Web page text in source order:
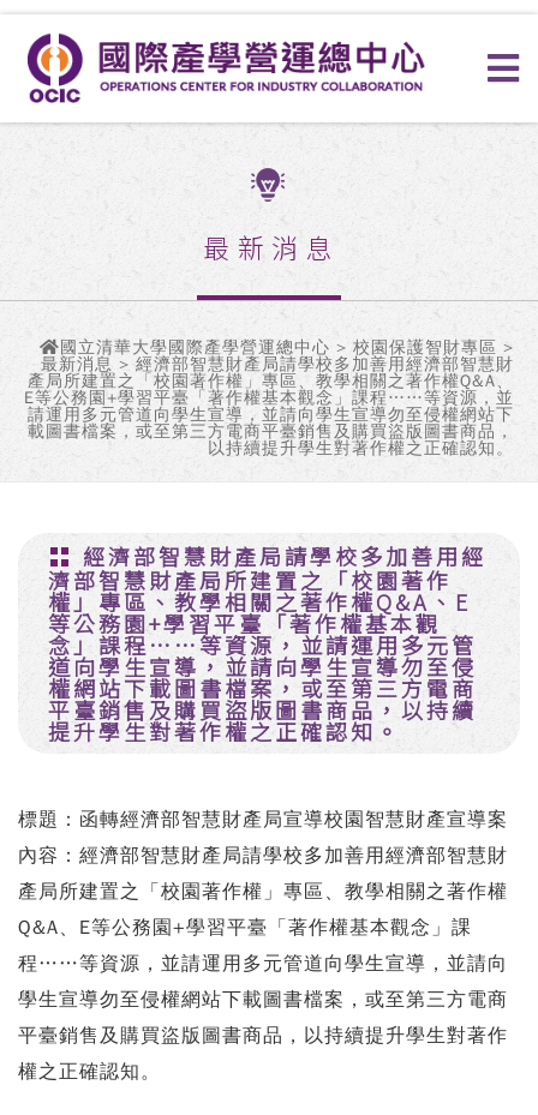
最新消息
國立清華大學國際產學營運總中心 > 校園保護智財專區 >
最新消息 > 經濟部智慧財產局請學校多加善用經濟部智慧財
產局所建置之「校園著作權」專區、教學相關之著作權Q&A、
E等公務園+學習平臺「著作權基本觀念」課程……等資源，並
請運用多元管道向學生宣導，並請向學生宣導勿至侵權網站下
載圖書檔案，或至第三方電商平臺銷售及購買盜版圖書商品，
以持續提升學生對著作權之正確認知。
經濟部智慧財產局請學校多加善用經
濟部智慧財產局所建置之「校園著作
權」專區、教學相關之著作權Q&A、E
等公務園+學習平臺「著作權基本觀
念」課程……等資源，並請運用多元管
道向學生宣導，並請向學生宣導勿至侵
權網站下載圖書檔案，或至第三方電商
平臺銷售及購買盜版圖書商品，以持續
提升學生對著作權之正確認知。
標題：函轉經濟部智慧財產局宣導校園智慧財產宣導案
內容：經濟部智慧財產局請學校多加善用經濟部智慧財
產局所建置之「校園著作權」專區、教學相關之著作權
Q&A、E等公務園+學習平臺「著作權基本觀念」課
程……等資源，並請運用多元管道向學生宣導，並請向
學生宣導勿至侵權網站下載圖書檔案，或至第三方電商
平臺銷售及購買盜版圖書商品，以持續提升學生對著作
權之正確認知。